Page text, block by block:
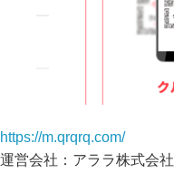
https://m.qrqrq.com/
運営会社：アララ株式会社